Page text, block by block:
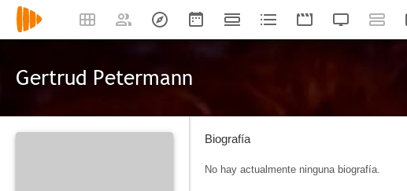
Gertrud Petermann
Biografía
No hay actualmente ninguna biografía.